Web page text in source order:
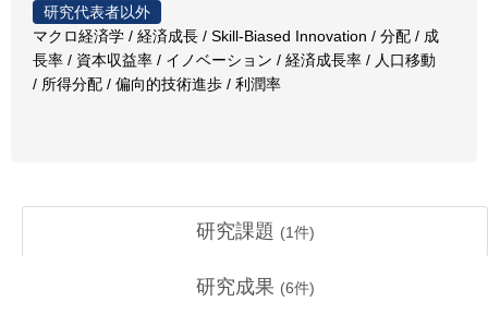
研究代表者以外
マクロ経済学 / 経済成長 / Skill-Biased Innovation / 分配 / 成
長率 / 資本収益率 / イノベーション / 経済成長率 / 人口移動
/ 所得分配 / 偏向的技術進歩 / 利潤率
研究課題 (1件)
研究成果 (6件)